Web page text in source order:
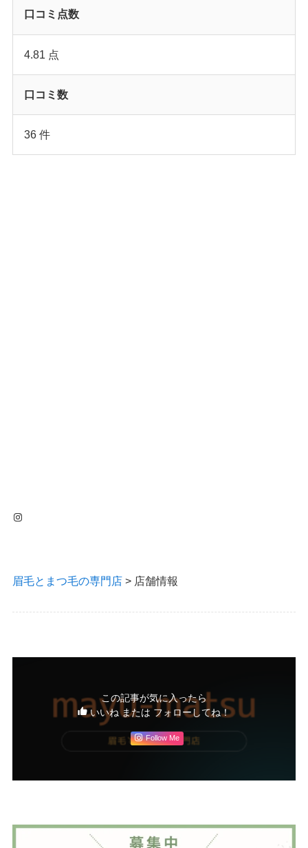
口コミ点数
4.81 点
口コミ数
36 件
Instagram
眉毛とまつ毛の専門店> 店舗情報
この記事が気に入ったら
いいね または フォローしてね！
Follow Me